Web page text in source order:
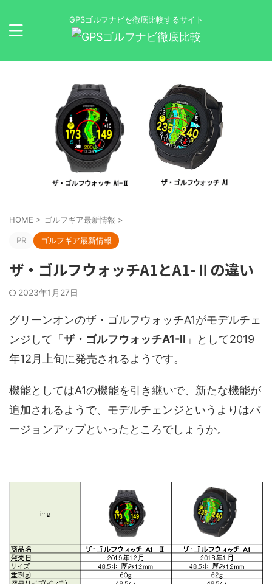
GPSゴルフナビを徹底比較するサイト
HOME > ゴルフギア最新情報 >
PR ゴルフギア最新情報
ザ・ゴルフウォッチA1とA1-Ⅱの違い
2023年1月27日
グリーンオンのザ・ゴルフウォッチA1がモデルチェ
ンジして「 ザ・ゴルフウォッチA1-Ⅱ 」として2019
年12月上旬に発売されるようです。
機能としてはA1の機能を引き継いで、新たな機能が
追加されるようで、モデルチェンジというよりはバ
ージョンアップといったところでしょうか。